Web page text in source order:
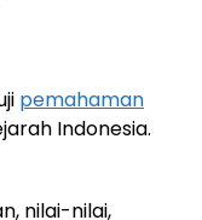
pemahaman
Indonesia.
nilai-nilai,